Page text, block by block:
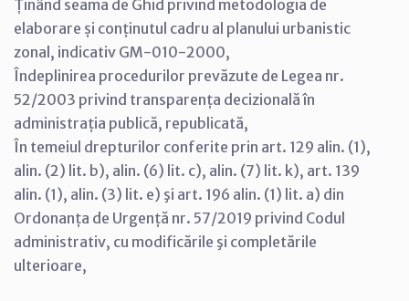
Ținând seama de Ghid privind metodologia de
elaborare și conținutul cadru al planului urbanistic
zonal, indicativ GM-010-2000,
Îndeplinirea procedurilor prevăzute de Legea nr.
52/2003 privind transparența decizională în
administrația publică, republicată,
În temeiul drepturilor conferite prin art. 129 alin. (1),
alin. (2) lit. b), alin. (6) lit. c), alin. (7) lit. k), art. 139
alin. (1), alin. (3) lit. e) şi art. 196 alin. (1) lit. a) din
Ordonanța de Urgență nr. 57/2019 privind Codul
administrativ, cu modificările şi completările
ulterioare,